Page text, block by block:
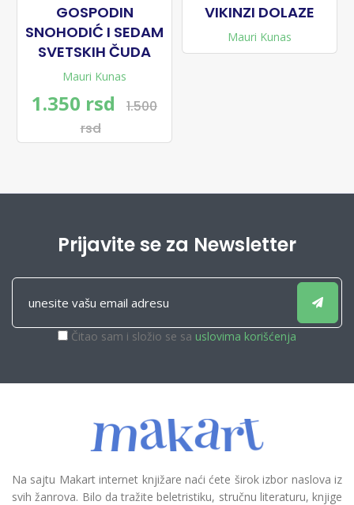
GOSPODIN
SNOHODIĆ I SEDAM
SVETSKIH ČUDA
Mauri Kunas
1.350 rsd
1.500
rsd
VIKINZI DOLAZE
Mauri Kunas
Prijavite se za Newsletter
Čitao sam i složio se sa uslovima korišćenja
Na sajtu Makart internet knjižare naći ćete širok izbor naslova iz
svih žanrova. Bilo da tražite beletristiku, stručnu literaturu, knjige